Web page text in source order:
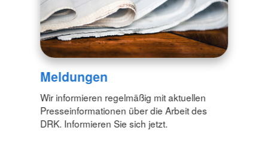
Meldungen
Wir informieren regelmäßig mit aktuellen
Presseinformationen über die Arbeit des
DRK. Informieren Sie sich jetzt.